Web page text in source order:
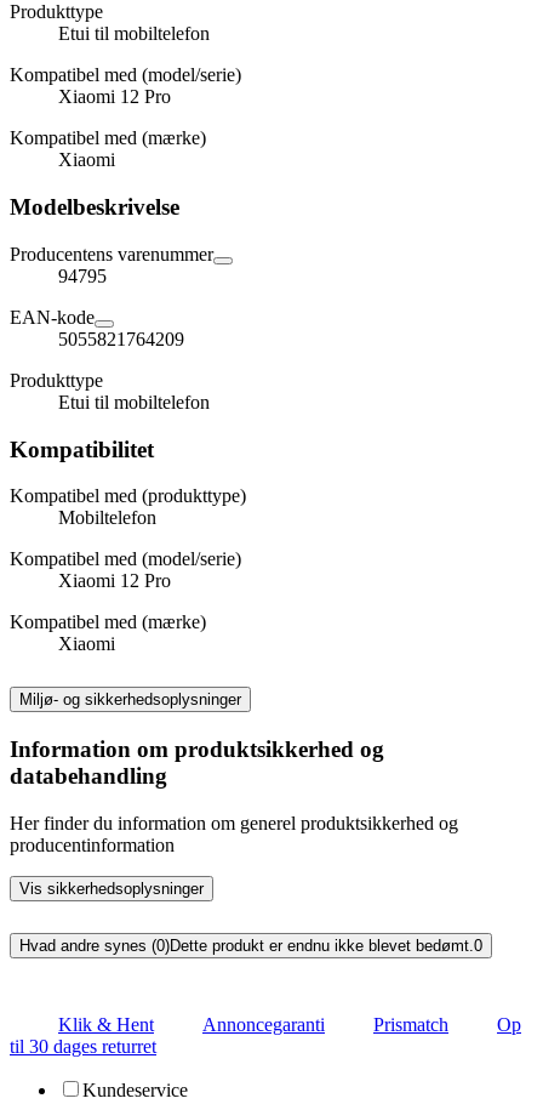
Produkttype
Etui til mobiltelefon
Kompatibel med (model/serie)
Xiaomi 12 Pro
Kompatibel med (mærke)
Xiaomi
Modelbeskrivelse
Producentens varenummer
94795
EAN-kode
5055821764209
Produkttype
Etui til mobiltelefon
Kompatibilitet
Kompatibel med (produkttype)
Mobiltelefon
Kompatibel med (model/serie)
Xiaomi 12 Pro
Kompatibel med (mærke)
Xiaomi
Miljø- og sikkerhedsoplysninger
Information om produktsikkerhed og
databehandling
Her finder du information om generel produktsikkerhed og
producentinformation
Vis sikkerhedsoplysninger
Hvad andre synes (0)Dette produkt er endnu ikke blevet bedømt. 0
Klik & Hent Annoncegaranti Prismatch
Op
til 30 dages returret
Kundeservice